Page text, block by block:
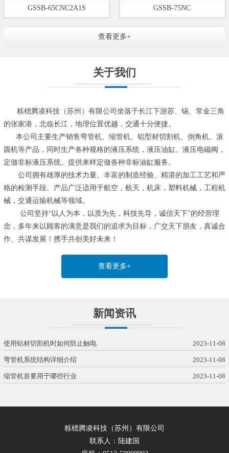
GSSB-65CNC2A1S GSSB-75NC
查看更多+
关于我们
栎楒腾凌科技（苏州）有限公司坐落于长江下游苏、锡、常金三角
的张家港，北临长江，地理位置优越，交通十分便捷。
本公司主要生产销售弯管机、缩管机、铝型材切割机、倒角机、滚
圆机等产品，同时生产各种规格的液压系统，液压油缸、液压电磁阀，
定做非标液压系统。提供来样定做各种非标油缸服务。
公司拥有雄厚的技术力量、丰富的制造经验、精湛的加工工艺和严
格的检测手段。产品广泛适用于航空，航天，机床，塑料机械，工程机
械，交通运输机械等领域。
公司坚持“以人为本，以质为先，科技先导，诚信天下"的经营理
念，多年来以顾客的满意是我们的追求为目标，广交天下朋友，真诚合
作、共谋发展！携手共创美好未来！
查看更多+
新闻资讯
使用铝材切割机时如何防止触电 2023-11-08
弯管机系统结构详细介绍 2023-11-08
缩管机首要用于哪些行业 2023-11-08
栎楒腾凌科技（苏州）有限公司
联系人：陆建国